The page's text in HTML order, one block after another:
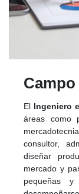
El Ingeniero
áreas como
consultor,
diseñar
mercado y
pequeñas y